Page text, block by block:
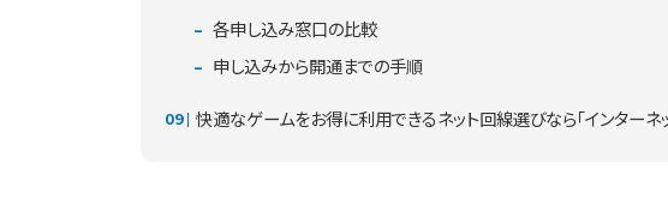
各申し込み窓口の比較
申し込みから開通までの手順
快適なゲームをお得に利用できるネット回線選びなら「インターネ